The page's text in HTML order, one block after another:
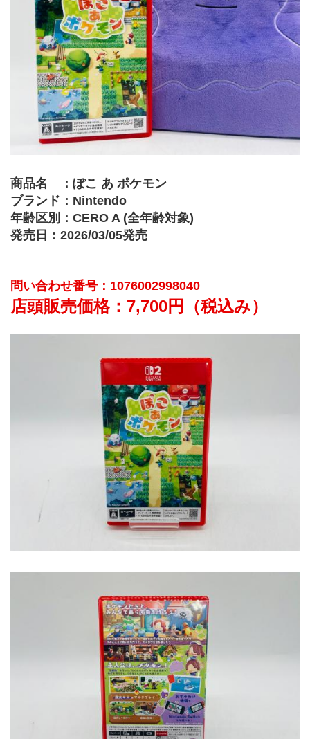
商品名　：ぽこ あ ポケモン
ブランド：Nintendo
年齢区別：CERO A (全年齢対象)
発売日：2026/03/05発売
問い合わせ番号：1076002998040
店頭販売価格：7,700円（税込み）